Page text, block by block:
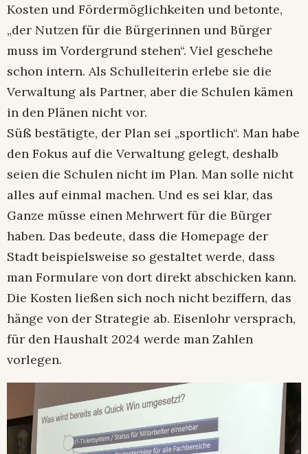
Kosten und Fördermöglichkeiten und betonte,
„der Nutzen für die Bürgerinnen und Bürger
muss im Vordergrund stehen“. Viel geschehe
schon intern. Als Schulleiterin erlebe sie die
Verwaltung als Partner, aber die Schulen kämen
in den Plänen nicht vor.
Süß bestätigte, der Plan sei „sportlich“. Man habe
den Fokus auf die Verwaltung gelegt, deshalb
seien die Schulen nicht im Plan. Man solle nicht
alles auf einmal machen. Und es sei klar, das
Ganze müsse einen Mehrwert für die Bürger
haben. Das bedeute, dass die Homepage der
Stadt beispielsweise so gestaltet werde, dass
man Formulare von dort direkt abschicken kann.
Die Kosten ließen sich noch nicht beziffern, das
hänge von der Strategie ab. Eisenlohr versprach,
für den Haushalt 2024 werde man Zahlen
vorlegen.